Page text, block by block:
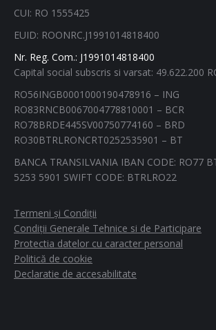
in
in
in
window
in
window
CUI: RO 1555425
EUID: ROONRC.J1991014818400
Nr. Reg. Com.: J1991014818400
Capital social subscris si varsat: 49.622.200
RO56INGB0001000190478916 – ING
RO83RNCB0067004778810001 – BCR
RO78BRDE445SV00750774160 – BRD
RO30BTRLRONCRT0252535901 – BT
BANCA TRANSILVANIA IBAN CODE: RO77
5253 5901 SWIFT CODE: BTRLRO22
Termeni și Condiții
Condiții Generale Tehnice si de Participare
Protectia datelor cu caracter personal
Politică de cookie
Declaratie de accesabilitate